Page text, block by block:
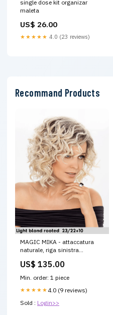
single dose kit organizar
maleta
US$ 26.00
★★★★★ 4.0 (23 reviews)
Recommand Products
MAGIC MIKA - attaccatura
naturale, riga sinistra
US$ 135.00
Min. order: 1 piece
★★★★★ 4.0 (9 reviews)
Sold : Login>>